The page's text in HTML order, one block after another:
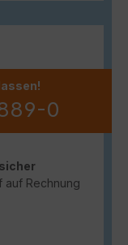
0
auf Rechnung